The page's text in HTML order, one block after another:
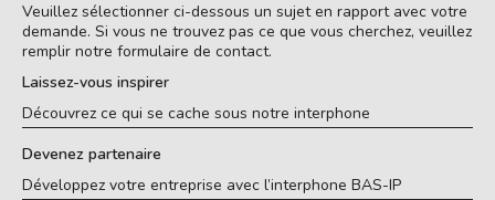
Veuillez sélectionner ci-dessous un sujet en rapport avec votre
demande. Si vous ne trouvez pas ce que vous cherchez, veuillez
remplir notre formulaire de contact.
Laissez-vous inspirer
Découvrez ce qui se cache sous notre interphone
Devenez partenaire
Développez votre entreprise avec l’interphone BAS-IP